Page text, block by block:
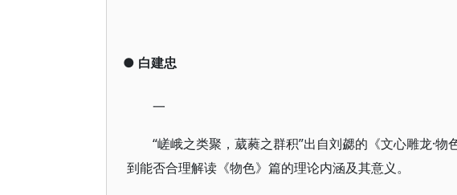
● 白建忠
一
“嵯峨之类聚，葳蕤之群积”出自刘勰的《文心雕龙·
到能否合理解读《物色》篇的理论内涵及其意义。